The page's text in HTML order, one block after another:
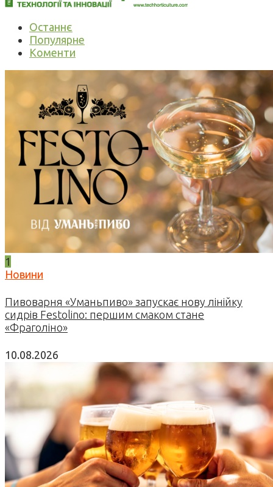
Останнє
Популярне
Коменти
1
Новини
Пивоварня «Уманьпиво» запускає нову лінійку
сидрів Festolino: першим смаком стане
«Фраголіно»
10.08.2026